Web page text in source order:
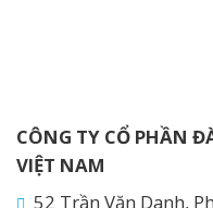
CÔNG TY CỔ PHẦN
VIỆT NAM
52 Trần Văn Danh,